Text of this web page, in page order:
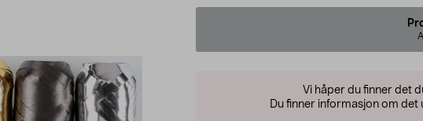
Vi håper du finner det
Du finner informasjon om